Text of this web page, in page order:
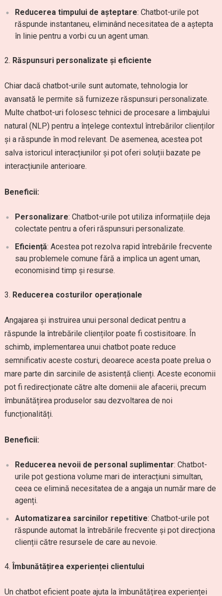
Reducerea timpului de așteptare: Chatbot-urile pot
răspunde instantaneu, eliminând necesitatea de a aștepta
în linie pentru a vorbi cu un agent uman.
Răspunsuri personalizate și eficiente
Chiar dacă chatbot-urile sunt automate, tehnologia lor
avansată le permite să furnizeze răspunsuri personalizate.
Multe chatbot-uri folosesc tehnici de procesare a limbajului
natural (NLP) pentru a înțelege contextul întrebărilor clienților
și a răspunde în mod relevant. De asemenea, acestea pot
salva istoricul interacțiunilor și pot oferi soluții bazate pe
interacțiunile anterioare.
Beneficii:
Personalizare: Chatbot-urile pot utiliza informațiile deja
colectate pentru a oferi răspunsuri personalizate.
Eficiență: Acestea pot rezolva rapid întrebările frecvente
sau problemele comune fără a implica un agent uman,
economisind timp și resurse.
Reducerea costurilor operaționale
Angajarea și instruirea unui personal dedicat pentru a
răspunde la întrebările clienților poate fi costisitoare. În
schimb, implementarea unui chatbot poate reduce
semnificativ aceste costuri, deoarece acesta poate prelua o
mare parte din sarcinile de asistență clienți. Aceste economii
pot fi redirecționate către alte domenii ale afacerii, precum
îmbunătățirea produselor sau dezvoltarea de noi
funcționalități.
Beneficii:
Reducerea nevoii de personal suplimentar: Chatbot-
urile pot gestiona volume mari de interacțiuni simultan,
ceea ce elimină necesitatea de a angaja un număr mare de
agenți.
Automatizarea sarcinilor repetitive: Chatbot-urile pot
răspunde automat la întrebările frecvente și pot direcționa
clienții către resursele de care au nevoie.
Îmbunătățirea experienței clientului
Un chatbot eficient poate ajuta la îmbunătățirea experienței